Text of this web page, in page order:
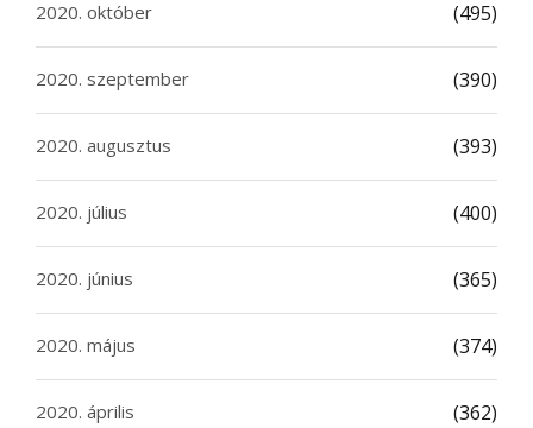
2020. október (495)
2020. szeptember (390)
2020. augusztus (393)
2020. július (400)
2020. június (365)
2020. május (374)
2020. április (362)